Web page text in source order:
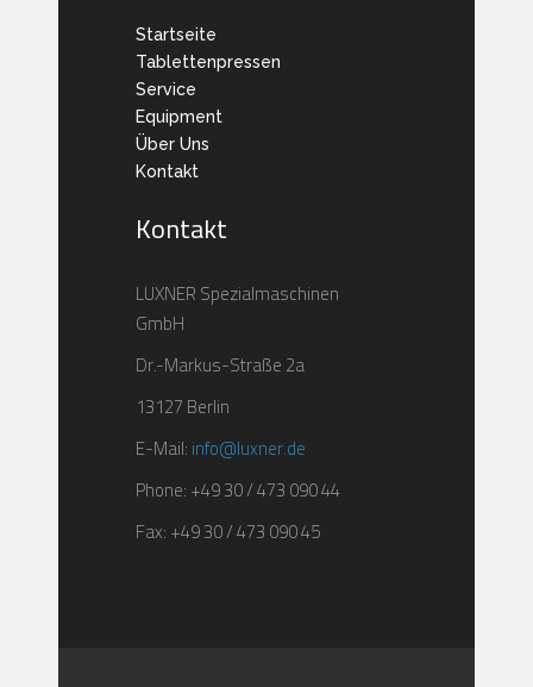
Startseite
Tablettenpressen
Service
Equipment
Über Uns
Kontakt
Kontakt
LUXNER Spezialmaschinen
GmbH
Dr.-Markus-Straße 2a
13127 Berlin
E-Mail:info@luxner.de
Phone: +49 30 / 473 090 44
Fax: +49 30 / 473 090 45